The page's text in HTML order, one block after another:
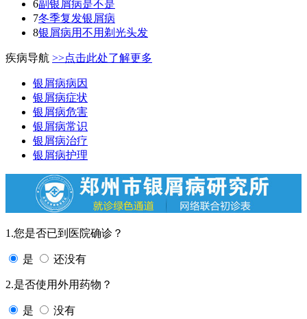
6副银屑病是不是
7冬季复发银屑病
8银屑病用不用剃光头发
疾病导航 >>点击此处了解更多
银屑病病因
银屑病症状
银屑病危害
银屑病常识
银屑病治疗
银屑病护理
1.您是否已到医院确诊？
是 还没有
2.是否使用外用药物？
是 没有